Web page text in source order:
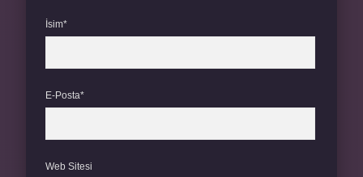
İsim*
E-Posta*
Web Sitesi